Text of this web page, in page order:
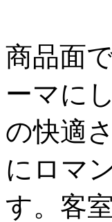
商品面
ーマに
の快適
にロマ
す。客